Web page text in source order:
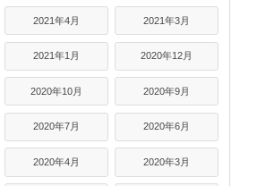
2021年4月 2021年3月
2021年1月 2020年12月
2020年10月 2020年9月
2020年7月 2020年6月
2020年4月 2020年3月